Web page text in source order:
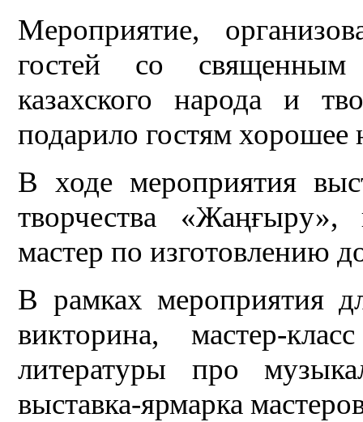
Мероприятие,
гостей со священным
казахского народа и
подарило гостям хорошее
В ходе мероприятия
творчества
мастер по изготовлению
В рамках мероприятия
викторина, мастер-
литературы про
выставка-ярмарка